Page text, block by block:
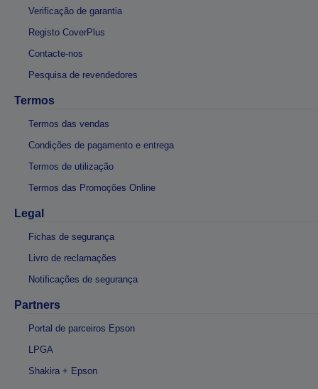
Verificação de garantia
Registo CoverPlus
Contacte-nos
Pesquisa de revendedores
Termos
Termos das vendas
Condições de pagamento e entrega
Termos de utilização
Termos das Promoções Online
Legal
Fichas de segurança
Livro de reclamações
Notificações de segurança
Partners
Portal de parceiros Epson
LPGA
Shakira + Epson